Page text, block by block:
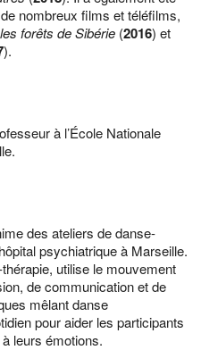
nombreux films et téléfilms,
forêts de Sibérie (2016) et
).
à l’École Nationale
des ateliers de danse-
psychiatrique à Marseille.
utilise le mouvement
de communication et de
mêlant danse
pour aider les participants
leurs émotions.